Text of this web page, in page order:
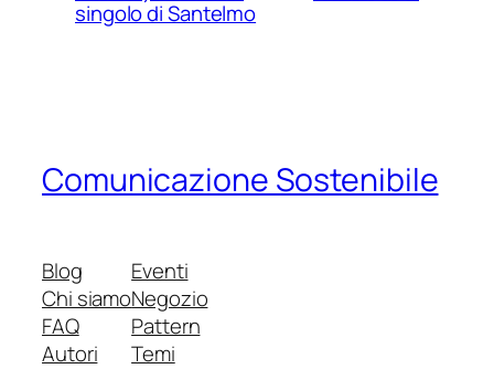
singolo di Santelmo
Comunicazione Sostenibile
Blog
Chi siamo
FAQ
Autori
Eventi
Negozio
Pattern
Temi